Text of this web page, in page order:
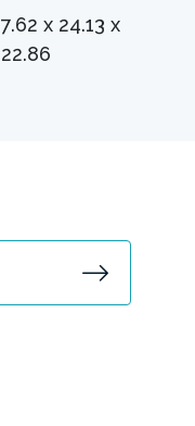
7.62 x 24.13 x
22.86